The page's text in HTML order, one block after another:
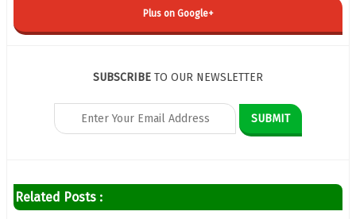
Plus on Google+
SUBSCRIBE TO OUR NEWSLETTER
Related Posts :